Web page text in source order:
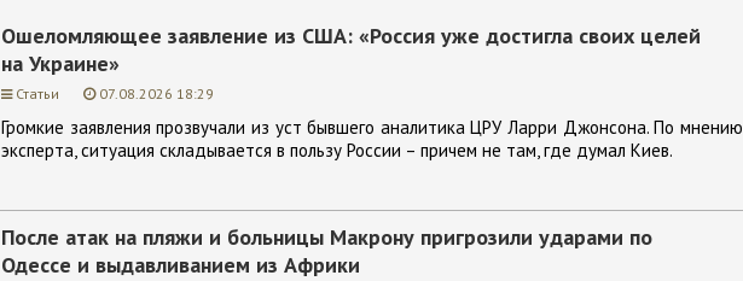
Ошеломляющее заявление из США: «Россия уже достигла своих целей
на Украине»
Статьи 07.08.2026 18:29
Громкие заявления прозвучали из уст бывшего аналитика ЦРУ Ларри Джонсона. По мнению
эксперта, ситуация складывается в пользу России – причем не там, где думал Киев.
После атак на пляжи и больницы Макрону пригрозили ударами по
Одессе и выдавливанием из Африки